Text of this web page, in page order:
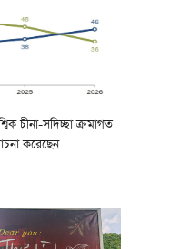
চীনা-সদিচ্ছা ক্রমাগত
করেছেন